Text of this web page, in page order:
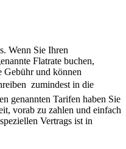
Wenn Sie Ihren
Flatrate buchen,
Gebühr und können
 zumindest in die
genannten Tarifen haben Sie
vorab zu zahlen und einfach
Vertrags ist in